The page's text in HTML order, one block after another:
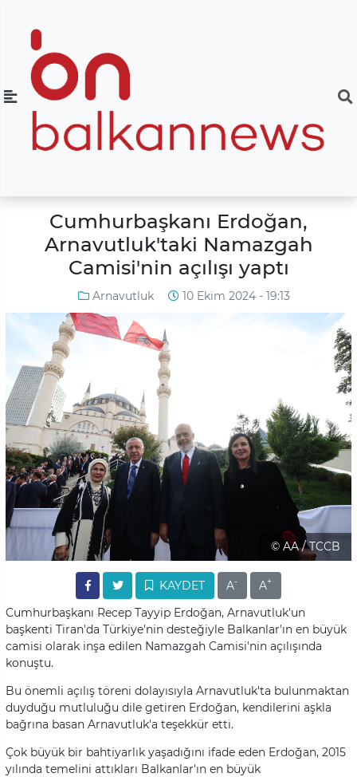
Cumhurbaşkanı Erdoğan,
Arnavutluk'taki Namazgah
Camisi'nin açılışı yaptı
Arnavutluk 10 Ekim 2024 - 19:13
© AA / TCCB
KAYDET A- A+
Cumhurbaşkanı Recep Tayyip Erdoğan, Arnavutluk'un
başkenti Tiran'da Türkiye'nin desteğiyle Balkanlar'ın en büyük
camisi olarak inşa edilen Namazgah Camisi'nin açılışında
konuştu.
Bu önemli açılış töreni dolayısıyla Arnavutluk'ta bulunmaktan
duyduğu mutluluğu dile getiren Erdoğan, kendilerini aşkla
bağrına basan Arnavutluk'a teşekkür etti.
Çok büyük bir bahtiyarlık yaşadığını ifade eden Erdoğan, 2015
yılında temelini attıkları Balkanlar'ın en büyük